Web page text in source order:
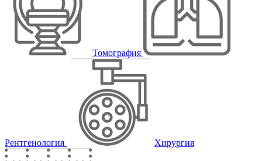
Томография
Рентгенология Хирургия